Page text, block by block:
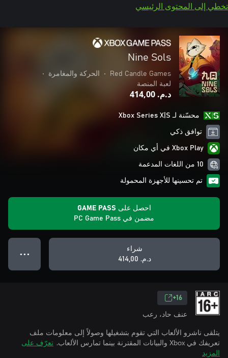
تخطي إلى المحتوى الرئيسي
Nine Sols
Red Candle Games
• الحركة والمغامرة
•
لعبة المنصة
د.م.‏ 414,00
محسّنة لـ Xbox Series X|S
توافق ذكي
Xbox Play في أي مكان
10 من اللغات المدعمة
تم تحسينها للأجهزة المحمولة
احصل على GAME PASS
مضمن في PC Game Pass
شراء
د.م.‏ 414,00
● ● ●
16+
عنف حاد، رعب
يتلقى ناشرو الألعاب التي تقوم بتشغيلها وصولاً إلى معلومات ملف
تعريفك في Xbox والبيانات المقترنة بينما تمارس الألعاب.
تعرّف على
المزيد